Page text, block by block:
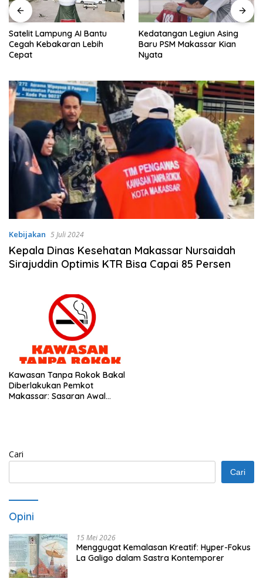
Satelit Lampung AI Bantu
Cegah Kebakaran Lebih
Cepat
Kedatangan Legiun Asing
Baru PSM Makassar Kian
Nyata
Kebijakan 5 Juli 2024
Kepala Dinas Kesehatan Makassar Nursaidah
Sirajuddin Optimis KTR Bisa Capai 85 Persen
Kawasan Tanpa Rokok Bakal
Diberlakukan Pemkot
Makassar: Sasaran Awal
Cari
Cari
Opini
15 Mei 2026
Menggugat Kemalasan Kreatif: Hyper-Fokus
La Galigo dalam Sastra Kontemporer